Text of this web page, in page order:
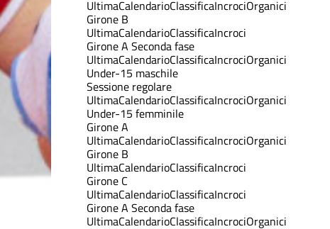
UltimaCalendarioClassificaIncrociOrganici
Girone B
UltimaCalendarioClassificaIncroci
Girone A Seconda fase
UltimaCalendarioClassificaIncrociOrganici
Under-15 maschile
Sessione regolare
UltimaCalendarioClassificaIncrociOrganici
Under-15 femminile
Girone A
UltimaCalendarioClassificaIncrociOrganici
Girone B
UltimaCalendarioClassificaIncroci
Girone C
UltimaCalendarioClassificaIncroci
Girone A Seconda fase
UltimaCalendarioClassificaIncrociOrganici